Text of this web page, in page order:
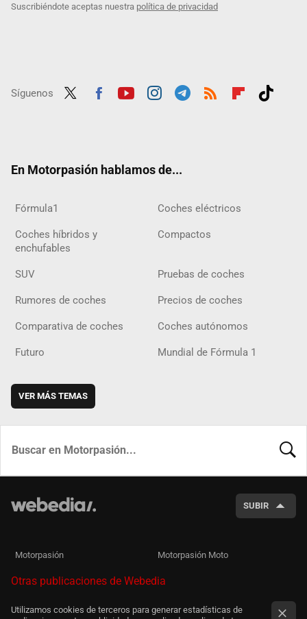
Suscribiéndote aceptas nuestra política de privacidad
Síguenos
En Motorpasión hablamos de...
Fórmula1 Coches eléctricos
Coches híbridos y
enchufables
Compactos
SUV Pruebas de coches
Rumores de coches Precios de coches
Comparativa de coches Coches autónomos
Futuro Mundial de Fórmula 1
VER MÁS TEMAS
SUBIR
Motorpasión Motorpasión Moto
Otras publicaciones de Webedia
Utilizamos cookies de terceros para generar estadísticas de